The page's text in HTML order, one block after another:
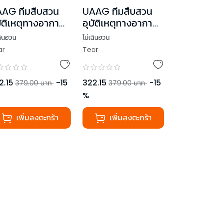
ทีมสืบสวน
เหตุทางอากาศ
4 (เล่มจบ)
นฮวน
379.00 บาท -15
เพิ่มลงตะกร้า
UAAG ทีมสืบสวน
อุบัติเหตุทางอากาศ
เล่ม 3
โม่เฉินฮวน
Tear
322.15 379.00 บาท -15
%
เพิ่มลงตะกร้า